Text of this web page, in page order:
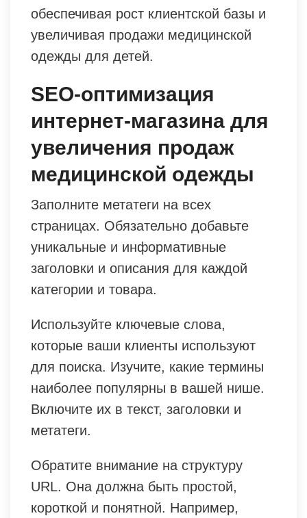
обеспечивая рост клиентской базы и
увеличивая продажи медицинской
одежды для детей.
SEO-оптимизация
интернет-магазина для
увеличения продаж
медицинской одежды
Заполните метатеги на всех
страницах. Обязательно добавьте
уникальные и информативные
заголовки и описания для каждой
категории и товара.
Используйте ключевые слова,
которые ваши клиенты используют
для поиска. Изучите, какие термины
наиболее популярны в вашей нише.
Включите их в текст, заголовки и
метатеги.
Обратите внимание на структуру
URL. Она должна быть простой,
короткой и понятной. Например,